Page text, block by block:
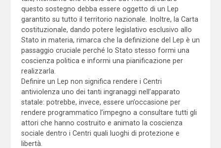
questo sostegno debba essere oggetto di un Lep
garantito su tutto il territorio nazionale
Inoltre, la Carta
costituzionale, dando potere legislativo esclusivo allo
Stato in materia, rimarca che la definizione del Lep è un
passaggio cruciale perché lo Stato stesso formi una
coscienza politica e informi una pianificazione per
realizzarla.
Definire un Lep non significa rendere i Centri
antiviolenza uno dei tanti ingranaggi nell’apparato
statale: potrebbe, invece, essere un’occasione per
rendere programmatico l’impegno a consultare tutti gli
attori che hanno costruito e animato la coscienza
sociale dentro i Centri quali luoghi di protezione e
libertà.